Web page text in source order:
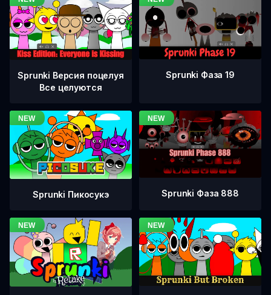
Sprunki Версия поцелуя
Все целуются
Sprunki Фаза 19
Sprunki Пикосукэ Sprunki Фаза 888